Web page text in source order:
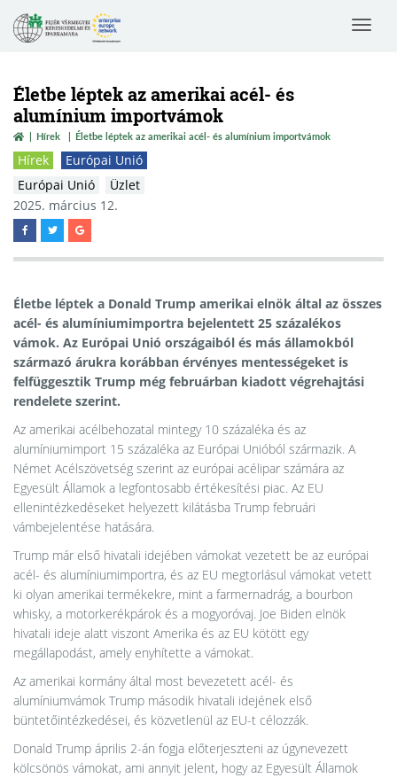
Toggle
Életbe léptek az amerikai acél- és
alumínium importvámok
Hírek Életbe léptek az amerikai acél- és alumínium importvámok
Hírek
Európai Unió
Európai Unió
Üzlet
2025. március 12.
Életbe léptek a Donald Trump amerikai elnök által az összes
acél- és alumíniumimportra bejelentett 25 százalékos
vámok. Az Európai Unió országaiból és más államokból
származó árukra korábban érvényes mentességeket is
felfüggesztik Trump még februárban kiadott végrehajtási
rendelete szerint.
Az amerikai acélbehozatal mintegy 10 százaléka és az
alumíniumimport 15 százaléka az Európai Unióból származik. A
Német Acélszövetség szerint az európai acélipar számára az
Egyesült Államok a legfontosabb értékesítési piac. Az EU
ellenintézkedéseket helyezett kilátásba Trump februári
vámbejelentése hatására.
Trump már első hivatali idejében vámokat vezetett be az európai
acél- és alumíniumimportra, és az EU megtorlásul vámokat vetett
ki olyan amerikai termékekre, mint a farmernadrág, a bourbon
whisky, a motorkerékpárok és a mogyoróvaj. Joe Biden elnök
hivatali ideje alatt viszont Amerika és az EU kötött egy
megállapodást, amely enyhítette a vámokat.
Az amerikai kormány által most bevezetett acél- és
alumíniumvámok Trump második hivatali idejének első
büntetőintézkedései, és közvetlenül az EU-t célozzák.
Donald Trump április 2-án fogja előterjeszteni az úgynevezett
kölcsönös vámokat, ami annyit jelent, hogy az Egyesült Államok